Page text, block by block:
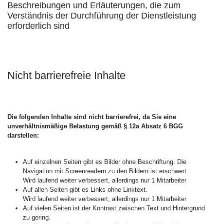
Beschreibungen und Erläuterungen, die zum
Verständnis der Durchführung der Dienstleistung
erforderlich sind
Nicht barrierefreie Inhalte
Die folgenden Inhalte sind nicht barrierefrei, da Sie eine
unverhältnismäßige Belastung gemäß § 12a Absatz 6 BGG
darstellen:
Auf einzelnen Seiten gibt es Bilder ohne Beschriftung. Die
Navigation mit Screenreadern zu den Bildern ist erschwert.
Wird laufend weiter verbessert, allerdings nur 1 Mitarbeiter
Auf allen Seiten gibt es Links ohne Linktext.
Wird laufend weiter verbessert, allerdings nur 1 Mitarbeiter
Auf vielen Seiten ist der Kontrast zwischen Text und Hintergrund
zu gering.